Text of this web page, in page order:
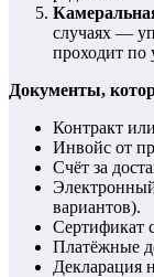
случаях —
проходит по
Документы,
Контракт
Инвойс от
Счёт за
вариантов).
Сертификат
Платёжные
Декларация